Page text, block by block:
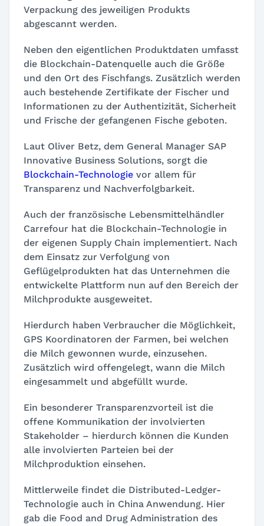
Verpackung des jeweiligen Produkts
abgescannt werden.
Neben den eigentlichen Produktdaten umfasst
die Blockchain-Datenquelle auch die Größe
und den Ort des Fischfangs. Zusätzlich werden
auch bestehende Zertifikate der Fischer und
Informationen zu der Authentizität, Sicherheit
und Frische der gefangenen Fische geboten.
Laut Oliver Betz, dem General Manager SAP
Innovative Business Solutions, sorgt die
Blockchain-Technologie vor allem für
Transparenz und Nachverfolgbarkeit.
Auch der französische Lebensmittelhändler
Carrefour hat die Blockchain-Technologie in
der eigenen Supply Chain implementiert. Nach
dem Einsatz zur Verfolgung von
Geflügelprodukten hat das Unternehmen die
entwickelte Plattform nun auf den Bereich der
Milchprodukte ausgeweitet.
Hierdurch haben Verbraucher die Möglichkeit,
GPS Koordinatoren der Farmen, bei welchen
die Milch gewonnen wurde, einzusehen.
Zusätzlich wird offengelegt, wann die Milch
eingesammelt und abgefüllt wurde.
Ein besonderer Transparenzvorteil ist die
offene Kommunikation der involvierten
Stakeholder – hierdurch können die Kunden
alle involvierten Parteien bei der
Milchproduktion einsehen.
Mittlerweile findet die Distributed-Ledger-
Technologie auch in China Anwendung. Hier
gab die Food and Drug Administration des